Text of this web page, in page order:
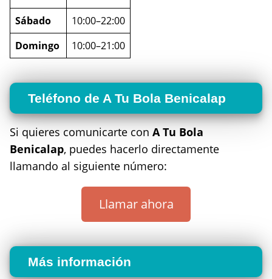
Sábado
10:00–22:00
Domingo
10:00–21:00
Teléfono de A Tu Bola Benicalap
Si quieres comunicarte con A Tu Bola
Benicalap, puedes hacerlo directamente
llamando al siguiente número:
Llamar ahora
Más información